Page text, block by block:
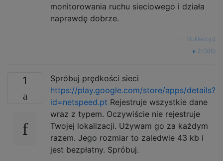
monitorowania ruchu sieciowego i działa
naprawdę dobrze.
Nukleotyd
źródło
1
Spróbuj prędkości sieci
https://play.google.com/store/apps/details?
id=netspeed.pt Rejestruje wszystkie dane
wraz z typem. Oczywiście nie rejestruje
Twojej lokalizacji. Używam go za każdym
razem. Jego rozmiar to zaledwie 43 kb i
jest bezpłatny. Spróbuj.